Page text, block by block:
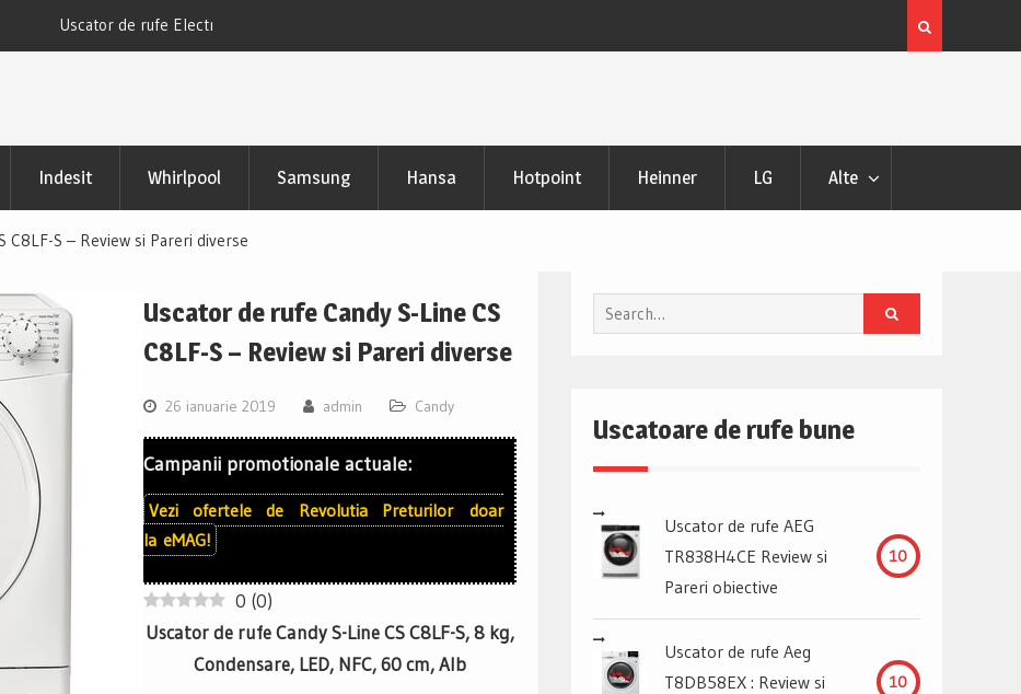
Review si
pertinente
Uscator de rufe Samsung DV90DG52A0AHLE Review
Pareri
Indesit Whirlpool Samsung Hansa Hotpoint Heinner LG Alte
C8LF-S – Review si Pareri diverse
Uscator de rufe Candy S-Line CS
C8LF-S – Review si Pareri diverse
26 ianuarie 2019 admin Candy
Campanii promotionale actuale:
Vezi ofertele de Revolutia Preturilor
doar
la eMAG!
0 (0)
Uscator de rufe Candy S-Line CS C8LF-S, 8 kg,
Condensare, LED, NFC, 60 cm, Alb
Search
for:
Uscatoare de rufe bune
Uscator de rufe AEG
TR838H4CE Review si
Pareri obiective
10
Uscator de rufe Aeg
T8DB58EX : Review si
10